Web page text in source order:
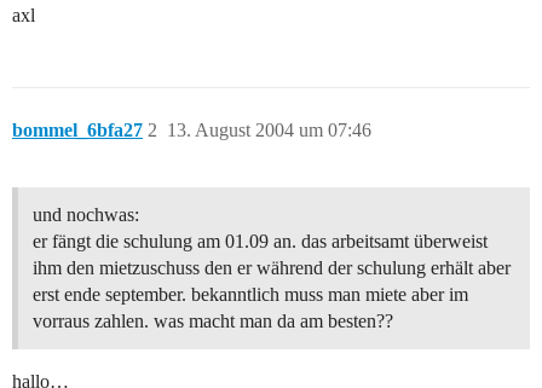
axl
bommel_6bfa27 13. August 2004 um 07:46
2
und nochwas:
er fängt die schulung am 01.09 an. das arbeitsamt überweist
ihm den mietzuschuss den er während der schulung erhält aber
erst ende september. bekanntlich muss man miete aber im
vorraus zahlen. was macht man da am besten??
hallo…